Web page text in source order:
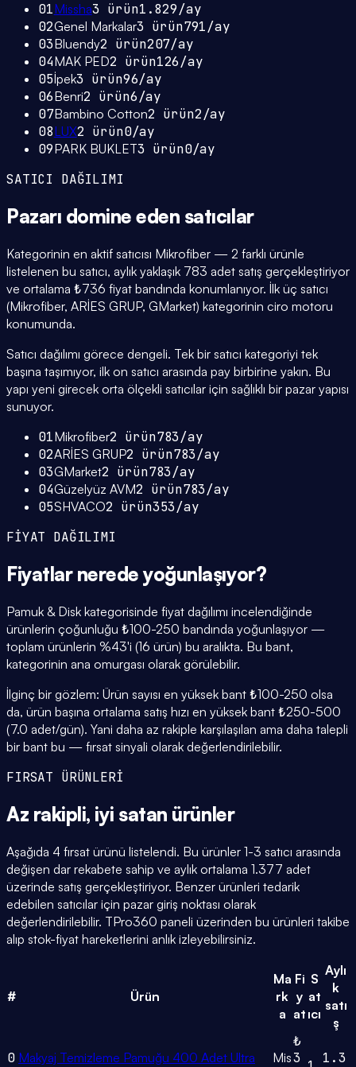
01Missha3 ürün1.829/ay
02Genel Markalar3 ürün791/ay
03Bluendy2 ürün207/ay
04MAK PED2 ürün126/ay
05İpek3 ürün96/ay
06Benri2 ürün6/ay
07Bambino Cotton2 ürün2/ay
08LUX2 ürün0/ay
09PARK BUKLET3 ürün0/ay
SATICI DAĞILIMI
Pazarı domine eden satıcılar
Kategorinin en aktif satıcısı Mikrofiber — 2 farklı ürünle
listelenen bu satıcı, aylık yaklaşık 783 adet satış gerçekleştiriyor
ve ortalama ₺736 fiyat bandında konumlanıyor. İlk üç satıcı
(Mikrofiber, ARİES GRUP, GMarket) kategorinin ciro motoru
konumunda.
Satıcı dağılımı görece dengeli. Tek bir satıcı kategoriyi tek
başına taşımıyor, ilk on satıcı arasında pay birbirine yakın. Bu
yapı yeni girecek orta ölçekli satıcılar için sağlıklı bir pazar yapısı
sunuyor.
01Mikrofiber2 ürün783/ay
02ARİES GRUP2 ürün783/ay
03GMarket2 ürün783/ay
04Güzelyüz AVM2 ürün783/ay
05SHVACO2 ürün353/ay
FİYAT DAĞILIMI
Fiyatlar nerede yoğunlaşıyor?
Pamuk & Disk kategorisinde fiyat dağılımı incelendiğinde
ürünlerin çoğunluğu ₺100-250 bandında yoğunlaşıyor —
toplam ürünlerin %43'i (16 ürün) bu aralıkta. Bu bant,
kategorinin ana omurgası olarak görülebilir.
İlginç bir gözlem: Ürün sayısı en yüksek bant ₺100-250 olsa
da, ürün başına ortalama satış hızı en yüksek bant ₺250-500
(7.0 adet/gün). Yani daha az rakiple karşılaşılan ama daha talepli
bir bant bu — fırsat sinyali olarak değerlendirilebilir.
FIRSAT ÜRÜNLERİ
Az rakipli, iyi satan ürünler
Aşağıda 4 fırsat ürünü listelendi. Bu ürünler 1-3 satıcı arasında
değişen dar rekabete sahip ve aylık ortalama 1.377 adet
üzerinde satış gerçekleştiriyor. Benzer ürünleri tedarik
edebilen satıcılar için pazar giriş noktası olarak
değerlendirilebilir. TPro360 paneli üzerinden bu ürünleri takibe
alıp stok-fiyat hareketlerini anlık izleyebilirsiniz.
# Ürün
Ma
rk
a
Fi
y
at
S
at
ıcı
Aylı
k
satı
ş
0 Makyaj Temizleme Pamuğu 400 Adet Ultra
Mis
₺
3
1.3